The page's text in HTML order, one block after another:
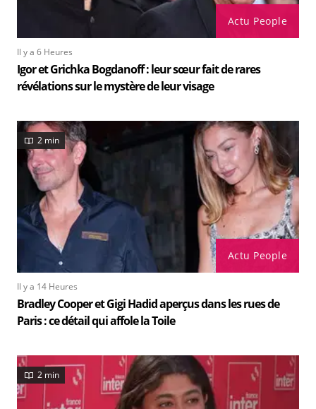
Actu People
Il y a 6 Heures
Igor et Grichka Bogdanoff : leur sœur fait de rares
révélations sur le mystère de leur visage
Actu People
2 min
Il y a 14 Heures
Bradley Cooper et Gigi Hadid aperçus dans les rues de
Paris : ce détail qui affole la Toile
2 min